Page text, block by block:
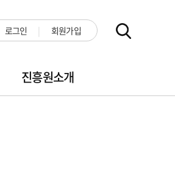
로그인 회원가입
진흥원소개